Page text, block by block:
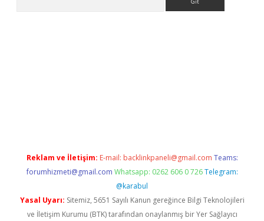
Reklam ve İletişim: E-mail: backlinkpaneli@gmail.com Teams:
forumhizmeti@gmail.com Whatsapp: 0262 606 0 726 Telegram:
@karabul
Yasal Uyarı: Sitemiz, 5651 Sayılı Kanun gereğince Bilgi Teknolojileri
ve İletişim Kurumu (BTK) tarafından onaylanmış bir Yer Sağlayıcı